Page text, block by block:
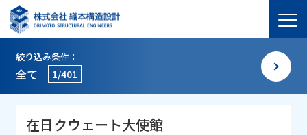
絞り込み条件：
全て 1/401
在日クウェート大使館